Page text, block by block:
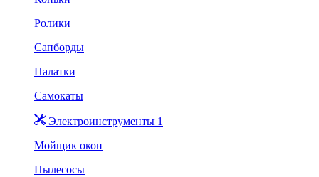
Ролики
Сапборды
Палатки
Самокаты
Электроинструменты 1
Мойщик окон
Пылесосы